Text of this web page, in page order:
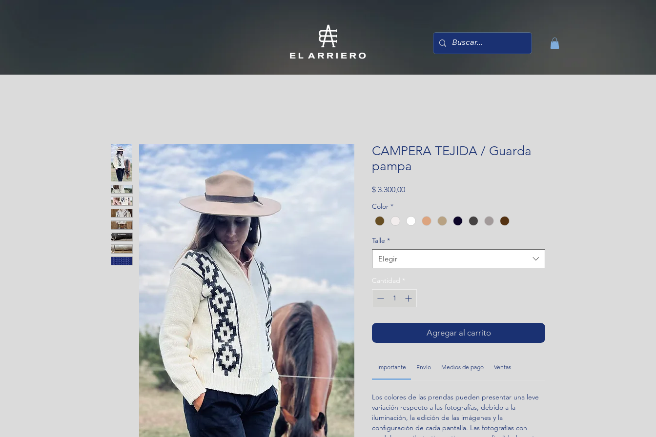
CAMPERA TEJIDA / Guarda
pampa
$ 3.300,00Precio
Color *
Talle *
Elegir
Cantidad *
Agregar al carrito
Importante Envío Medios de pago Ventas
Los colores de las prendas pueden presentar una leve
variación respecto a las fotografías, debido a la
iluminación, la edición de las imágenes y la
configuración de cada pantalla. Las fotografías con